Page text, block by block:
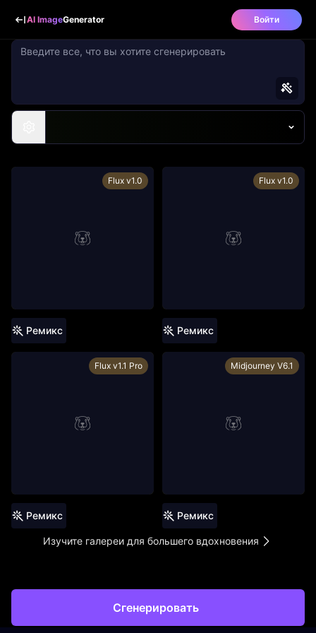
AI ImageGenerator Войти
Сгенерировать
Flux v1.0
Ремикс
Flux v1.0
Ремикс
Flux v1.1 Pro
Ремикс
Midjourney V6.1
Ремикс
Изучите галереи для большего вдохновения